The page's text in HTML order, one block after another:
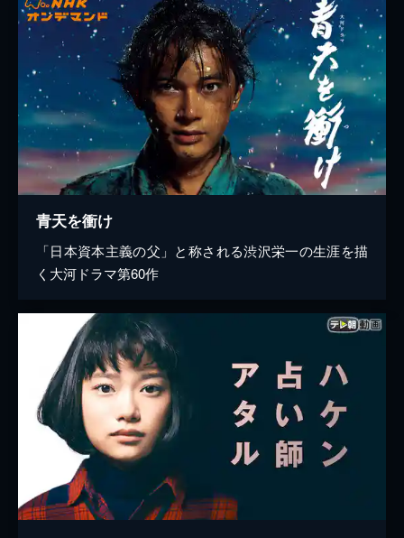
青天を衝け
「日本資本主義の父」と称される渋沢栄一の生涯を描
く大河ドラマ第60作